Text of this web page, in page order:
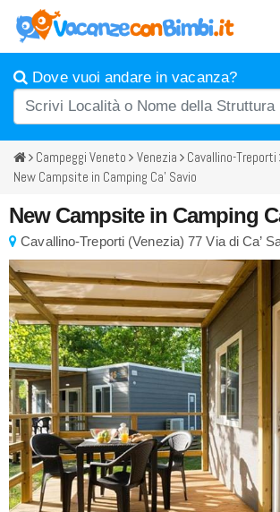
Dove vuoi andare in vacanza?
Campeggi Veneto Venezia
Cavallino-Treporti
New Campsite in Camping Ca’ Savio
New Campsite in Camping
Cavallino-Treporti (Venezia) 77 Via di Ca’